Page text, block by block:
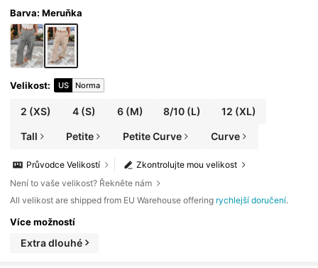
Barva: Meruňka
Velikost: US Norma
2 (XS) 4(S) 6(M) 8/10 (L) 12 (XL)
Tall Petite Petite Curve Curve
Zkontrolujte mou velikost
Průvodce Velikostí
Není to vaše velikost? Řekněte nám
All velikost are shipped from EU Warehouse offering rychlejší doručení.
Více možností
Extra dlouhé